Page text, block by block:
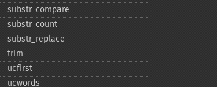
substr_​compare
substr_​count
substr_​replace
trim
ucfirst
ucwords